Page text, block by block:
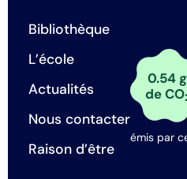
Bibliothèque
L’école
Actualités
Nous contacter
Raison d’être
0.54 g
de CO
émis par